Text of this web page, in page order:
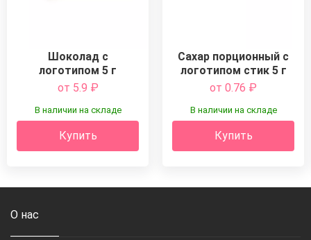
Шоколад с
логотипом 5 г
от 5.9 ₽
В наличии на складе
Купить
Сахар порционный с
логотипом стик 5 г
от 0.76 ₽
В наличии на складе
Купить
О нас